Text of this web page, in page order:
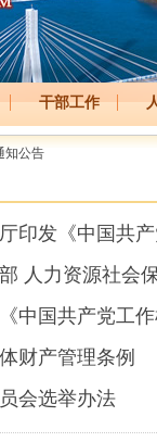
干部工作
知公告
印发《中国共产
人力资源社会
中国共产党工作
财产管理条例
会选举办法